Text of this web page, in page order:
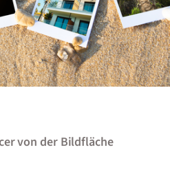
von der Bildfläche